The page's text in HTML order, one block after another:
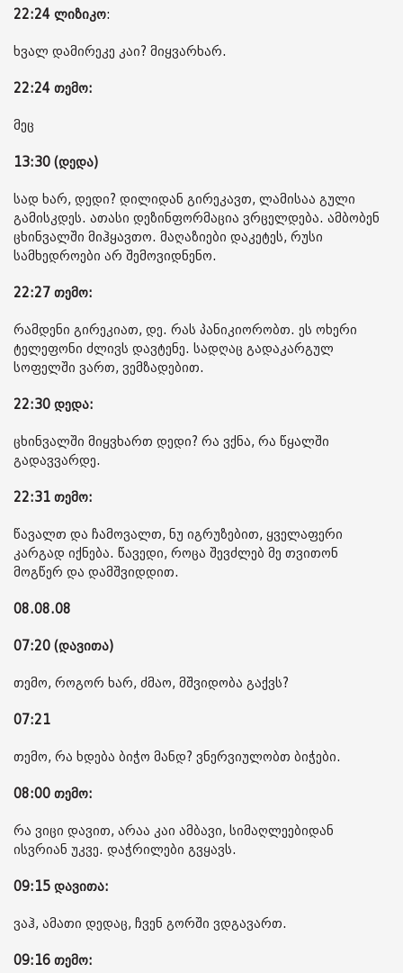
22:24 ლიზიკო:
ხვალ დამირეკე კაი? მიყვარხარ.
22:24 თემო:
მეც
13:30 (დედა)
სად ხარ, დედი? დილიდან გირეკავთ, ლამისაა გული
გამისკდეს. ათასი დეზინფორმაცია ვრცელდება. ამბობენ
ცხინვალში მიჰყავთო. მაღაზიები დაკეტეს, რუსი
სამხედროები არ შემოვიდნენო.
22:27 თემო:
რამდენი გირეკიათ, დე. რას პანიკიორობთ. ეს ოხერი
ტელეფონი ძლივს დავტენე. სადღაც გადაკარგულ
სოფელში ვართ, ვემზადებით.
22:30 დედა:
ცხინვალში მიყვხართ დედი? რა ვქნა, რა წყალში
გადავვარდე.
22:31 თემო:
წავალთ და ჩამოვალთ, ნუ იგრუზებით, ყველაფერი
კარგად იქნება. წავედი, როცა შევძლებ მე თვითონ
მოგწერ და დამშვიდდით.
08.08.08
07:20 (დავითა)
თემო, როგორ ხარ, ძმაო, მშვიდობა გაქვს?
07:21
თემო, რა ხდება ბიჭო მანდ? ვნერვიულობთ ბიჭები.
08:00 თემო:
რა ვიცი დავით, არაა კაი ამბავი, სიმაღლეებიდან
ისვრიან უკვე. დაჭრილები გვყავს.
09:15 დავითა:
ვაჰ, ამათი დედაც, ჩვენ გორში ვდგავართ.
09:16 თემო: